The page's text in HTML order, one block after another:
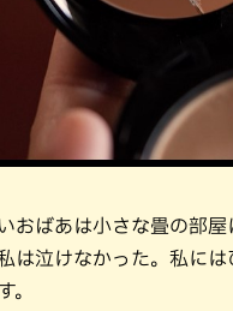
おばあは小さな畳の部屋
は泣けなかった。私に
。